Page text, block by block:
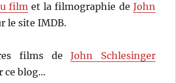
filmet la filmographie de John
le site IMDB.
films deJohn Schlesinger
ce blog…